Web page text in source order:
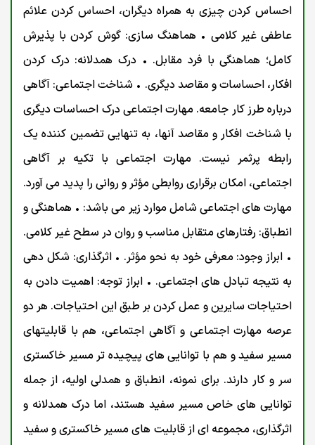
احساس کردن چیزی به همراه دیگران، احساس کردن علائم
عاطفی غیر کلامی • هماهنگ سازی: گوش کردن با پذیرش
کامل؛ هماهنگی با فرد مقابل. • درک همدلانه: درک کردن
افکار، احساسات و مقاصد دیگری. • شناخت اجتماعی: آگاهی
درباره طرز کار جامعه. مهارت اجتماعی درک احساسات دیگری
با شناخت افکار و مقاصد آنها، به تنهایی تضمین کننده یک
رابطه پرثمر نیست. مهارت اجتماعی با تکیه بر آگاهی
اجتماعی، امکان برقراری روابطی مؤثر و روانی را پدید می آورد.
مهارت های اجتماعی شامل موارد زیر می باشد: • هماهنگی و
انطباق: رفتارهای متقابل مناسب و روان در سطح غیر کلامی.
• ابراز وجود: معرفی خود به نحو مؤثر. • اثرگذاری: شکل دهی
به نتیجه تبادل های اجتماعی. • ابراز توجه: اهمیت دادن به
احتیاجات سایرین و عمل کردن بر طبق این احتياجات. هر دو
عرصه مهارت اجتماعی و آگاهی اجتماعی، هم با قابلیتهای
مسیر سفید و هم با توانایی های پیچیده تر مسیر خاکستری
سر و کار دارند. برای نمونه، انطباق و همدلی اولیه، از جمله
توانایی های خاص مسیر سفید هستند، اما درک همدلانه و
اثرگذاری، مجموعه ای از قابلیت های مسیر خاکستری و سفید